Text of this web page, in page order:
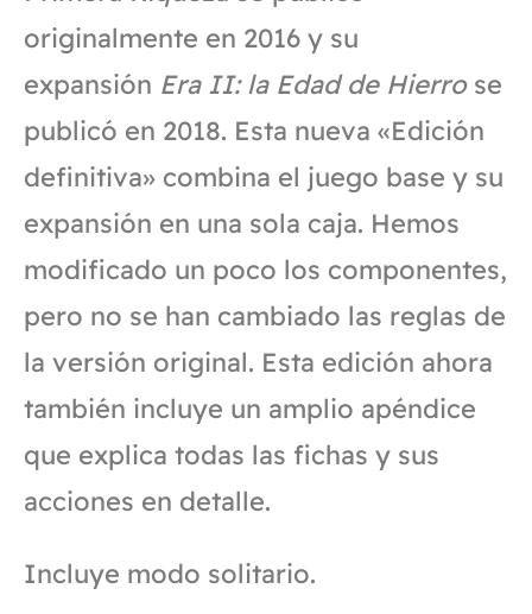
originalmente en 2016 y su
expansión Era II: la Edad de Hierrose
publicó en 2018. Esta nueva «Edición
definitiva» combina el juego base y su
expansión en una sola caja. Hemos
modificado un poco los componentes,
pero no se han cambiado las reglas de
la versión original. Esta edición ahora
también incluye un amplio apéndice
que explica todas las fichas y sus
acciones en detalle.
Incluye modo solitario.